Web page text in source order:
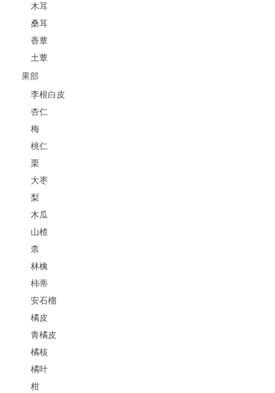
木耳
桑耳
香蕈
土蕈
果部
李根白皮
杏仁
梅
桃仁
栗
大枣
梨
木瓜
山楂
柰
林檎
柿蒂
安石榴
橘皮
青橘皮
橘核
橘叶
柑